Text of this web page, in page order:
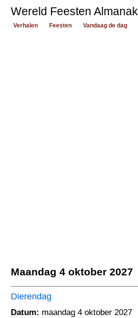
Wereld Feesten Almanak
Verhalen Feesten Vandaag de dag
Maandag 4 oktober 2027
Dierendag
Datum: maandag 4 oktober 2027